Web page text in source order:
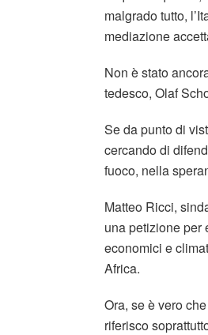
malgrado tutto,
mediazione
Non è stato
tedesco, Olaf
Se da punto di
cercando di
fuoco, nella
Matteo Ricci,
una petizione per
economici e
Africa.
Ora, se è vero
riferisco